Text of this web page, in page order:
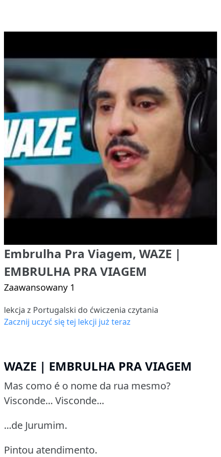
Embrulha Pra Viagem, WAZE |
EMBRULHA PRA VIAGEM
Zaawansowany 1
lekcja z Portugalski do ćwiczenia czytania
Zacznij uczyć się tej lekcji już teraz
WAZE | EMBRULHA PRA VIAGEM
Mas como é o nome da rua mesmo?
Visconde... Visconde...
...de Jurumim.
Pintou atendimento.